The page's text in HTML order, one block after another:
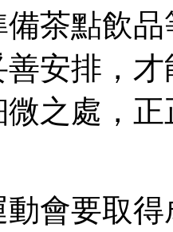
茶點飲
安排，
微之處，
會要取